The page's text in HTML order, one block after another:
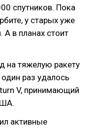
спутников. Пока
у старых уже
А в планах стоит
на тяжелую ракету
раз удалось
V, принимающий
активные